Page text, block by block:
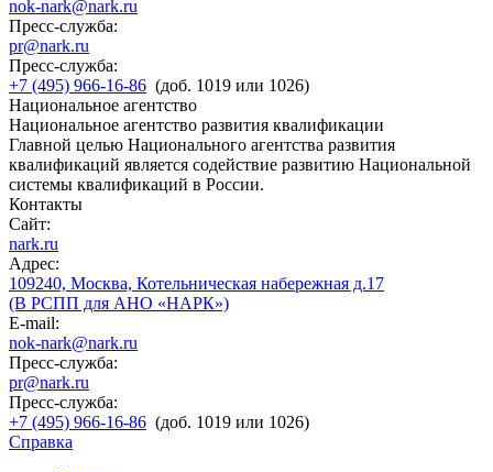
nok-nark@nark.ru
Пресс-служба:
pr@nark.ru
Пресс-служба:
+7 (495) 966-16-86 (доб. 1019 или 1026)
Национальное агентство
Национальное агентство развития квалификации
Главной целью Национального агентства развития
квалификаций является содействие развитию Национальной
системы квалификаций в России.
Контакты
Сайт:
nark.ru
Адрес:
109240, Москва, Котельническая набережная д.17
(В РСПП для АНО «НАРК»)
E-mail:
nok-nark@nark.ru
Пресс-служба:
pr@nark.ru
Пресс-служба:
+7 (495) 966-16-86 (доб. 1019 или 1026)
Справка